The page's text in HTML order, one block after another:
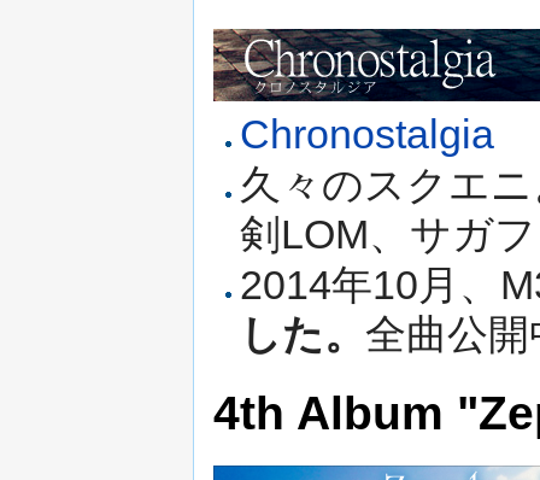
Chronostalgia
久々のスクエ
剣LOM、サガ
2014年10月、
した。 全曲公開
4th Album